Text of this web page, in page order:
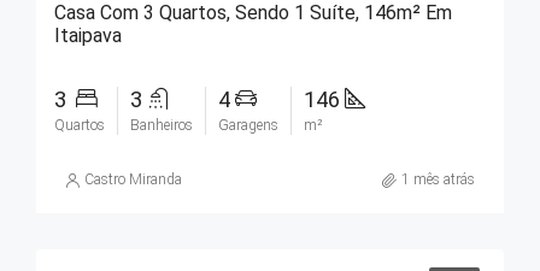
Casa Com 3 Quartos, Sendo 1 Suíte, 146m² Em
Itaipava
3
Quartos
3
Banheiros
4
Garagens
146
m²
Castro Miranda 1 mês atrás